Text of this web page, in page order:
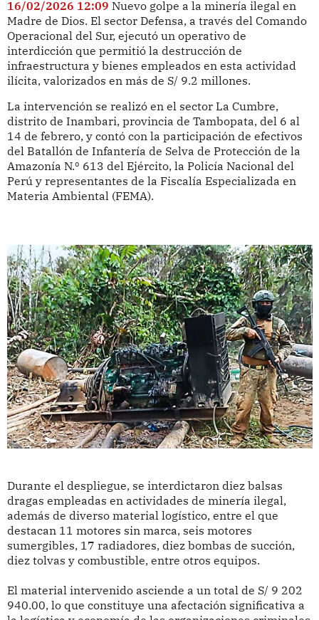
16/02/2026 12:09 Nuevo golpe a la minería ilegal en
Madre de Dios. El sector Defensa, a través del Comando
Operacional del Sur, ejecutó un operativo de
interdicción que permitió la destrucción de
infraestructura y bienes empleados en esta actividad
ilícita, valorizados en más de S/ 9.2 millones.
La intervención se realizó en el sector La Cumbre,
distrito de Inambari, provincia de Tambopata, del 6 al
14 de febrero, y contó con la participación de efectivos
del Batallón de Infantería de Selva de Protección de la
Amazonía N.º 613 del Ejército, la Policía Nacional del
Perú y representantes de la Fiscalía Especializada en
Materia Ambiental (FEMA).
Durante el despliegue, se interdictaron diez balsas
dragas empleadas en actividades de minería ilegal,
además de diverso material logístico, entre el que
destacan 11 motores sin marca, seis motores
sumergibles, 17 radiadores, diez bombas de succión,
diez tolvas y combustible, entre otros equipos.
El material intervenido asciende a un total de S/ 9 202
940.00, lo que constituye una afectación significativa a